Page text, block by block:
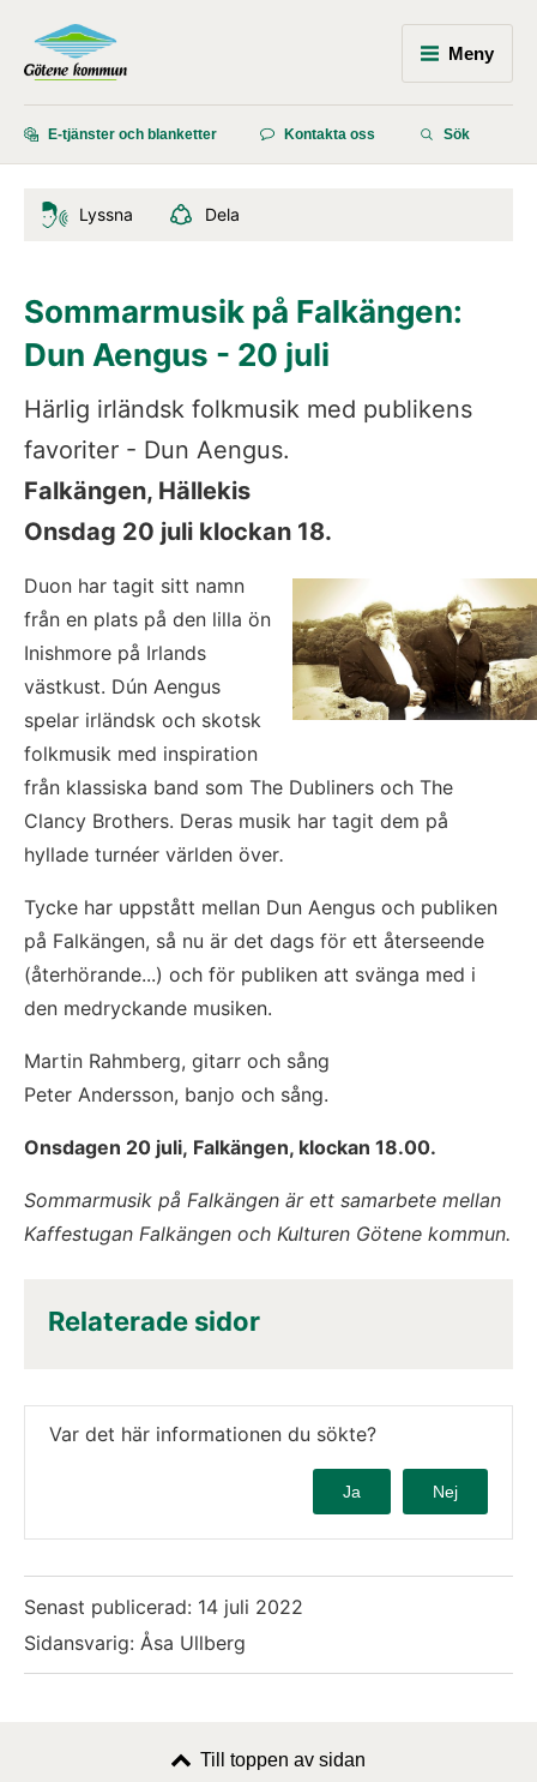
Meny
E-tjänster och blanketter Kontakta oss Sök
Lyssna Dela
Sommarmusik på Falkängen:
Dun Aengus - 20 juli
Härlig irländsk folkmusik med publikens
favoriter - Dun Aengus.
Falkängen, Hällekis
Onsdag 20 juli klockan 18.
Duon har tagit sitt namn
från en plats på den lilla ön
Inishmore på Irlands
västkust. Dún Aengus
spelar irländsk och skotsk
folkmusik med inspiration
från klassiska band som The Dubliners och The
Clancy Brothers. Deras musik har tagit dem på
hyllade turnéer världen över.
Tycke har uppstått mellan Dun Aengus och publiken
på Falkängen, så nu är det dags för ett återseende
(återhörande...) och för publiken att svänga med i
den medryckande musiken.
Martin Rahmberg, gitarr och sång
Peter Andersson, banjo och sång.
Onsdagen 20 juli, Falkängen, klockan 18.00.
Sommarmusik på Falkängen är ett samarbete mellan
Kaffestugan Falkängen och Kulturen Götene kommun.
Relaterade sidor
Var det här informationen du sökte?
Ja Nej
Senast publicerad: 14 juli 2022
Sidansvarig: Åsa Ullberg
Till toppen av sidan